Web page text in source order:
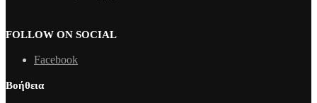
FOLLOW ON SOCIAL
Facebook
Βοήθεια